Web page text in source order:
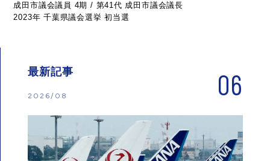
成田市議会議員 4期 / 第41代 成田市議会議長
2023年 千葉県議会選挙 初当選
最新記事
2026/08 06